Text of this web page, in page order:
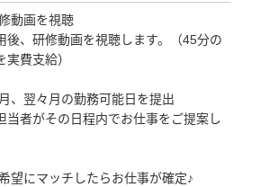
動画を視聴
、研修動画を視聴します。（45分の
実費支給）
、翌々月の勤務可能日を提出
者がその日程内でお仕事をご提案し
望にマッチしたらお仕事が確定♪